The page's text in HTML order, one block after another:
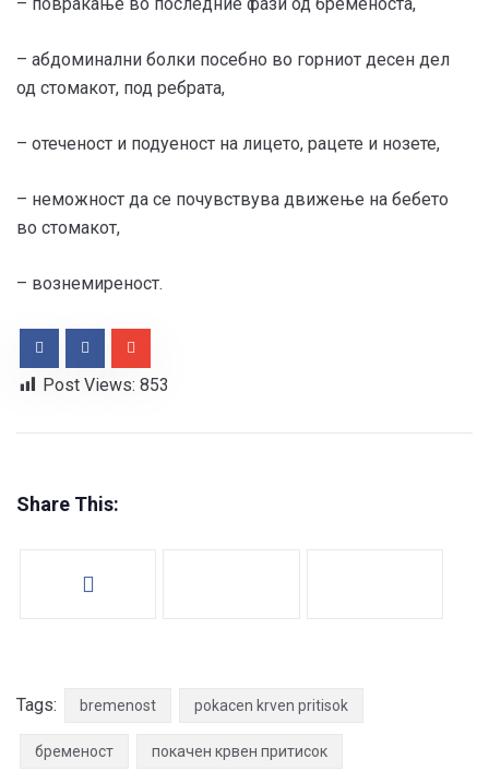
– абдоминални болки посебно во горниот десен дел
од стомакот, под ребрата,
– отеченост и подуеност на лицето, рацете и нозете,
– неможност да се почувствува движење на бебето
во стомакот,
– вознемиреност.
Post Views: 853
Share This:
Tags: bremenost pokacen krven pritisok
бременост покачен крвен притисок